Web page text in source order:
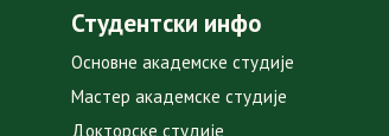
Студентски инфо
Основне академске студије
Мастер академске студије
Докторске студије